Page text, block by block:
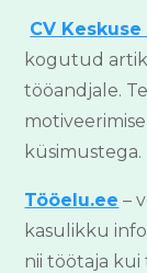
CV
kogutud
tööandjale.
küsimustega.
Tööelu.ee –
kasulikku
nii töötaja